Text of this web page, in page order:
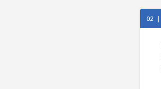
02 |